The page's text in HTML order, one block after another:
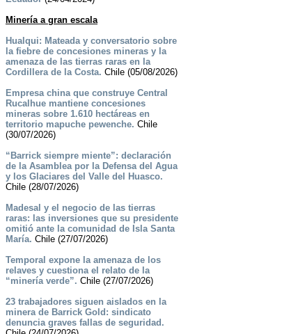
Minería a gran escala
Hualqui: Mateada y conversatorio sobre
la fiebre de concesiones mineras y la
amenaza de las tierras raras en la
Cordillera de la Costa. Chile (05/08/2026)
Empresa china que construye Central
Rucalhue mantiene concesiones
mineras sobre 1.610 hectáreas en
territorio mapuche pewenche. Chile
(30/07/2026)
“Barrick siempre miente”: declaración
de la Asamblea por la Defensa del Agua
y los Glaciares del Valle del Huasco.
Chile (28/07/2026)
Madesal y el negocio de las tierras
raras: las inversiones que su presidente
omitió ante la comunidad de Isla Santa
María. Chile (27/07/2026)
Temporal expone la amenaza de los
relaves y cuestiona el relato de la
“minería verde”. Chile (27/07/2026)
23 trabajadores siguen aislados en la
minera de Barrick Gold: sindicato
denuncia graves fallas de seguridad.